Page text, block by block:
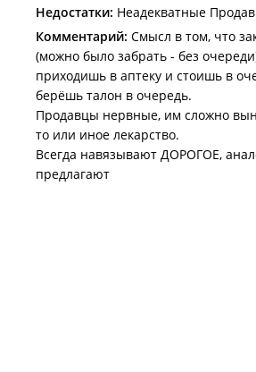
Недостатки: Неадекватные
Комментарий: Смысл в том, что
(можно было забрать - без
приходишь в аптеку и стоишь в
берёшь талон в очередь.
Продавцы нервные, им сложно
то или иное лекарство.
Всегда навязывают ДОРОГОЕ,
предлагают